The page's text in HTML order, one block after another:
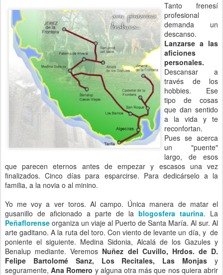
Tanto frenesí
profesional
demanda un
descanso.
Lanzarse a las
aficiones
personales.
Descansar a
través de los
hobbies. Ese
tipo de cosas
que dan sentido
a la vida y te
reconfortan.
Pues se acerca
un "puente"
largo, de esos
que parecen eternos antes de empezar y escasos una vez
finalizados. Cinco días para esparcirse. Para dedicárselo a la
familia, a la novia o al minino.
Yo me voy a ver toros. Al campo. Única manera de matar el
gusanillo de aficionado a parte de la blogosfera taurina. La
Peñaflorense organiza un viaje al Puerto de Santa María. Al sur. Al
arte gaditano. A la ruta del toro. Con viento de levante un día, y de
poniente el siguiente. Medina Sidonia, Alcalá de los Gazules y
Benalup mediante. Veremos Nuñez del Cuvillo, Hrdos. de D.
Felipe Bartolomé Sanz, Los Recitales, Las Monjas y
seguramente,Ana Romero y alguna otra más que nos quiera abrir